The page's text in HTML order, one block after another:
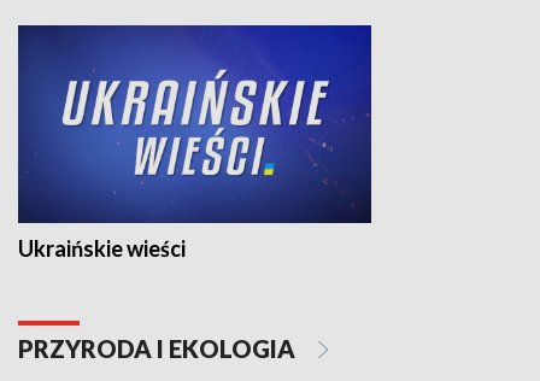
Ukraińskie wieści
PRZYRODA I EKOLOGIA